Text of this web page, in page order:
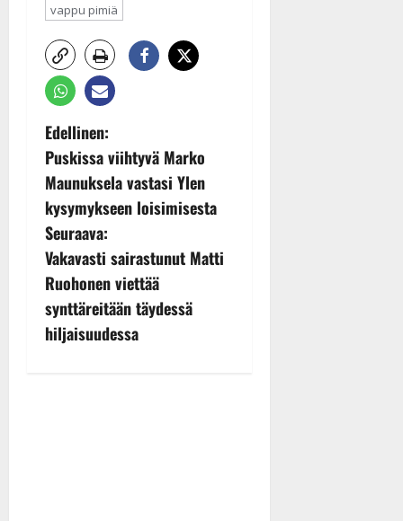
vappu pimiä
P
o
s
t
n
a
Edellinen:
Puskissa viihtyvä Marko
Maunuksela vastasi Ylen
kysymykseen loisimisesta
Seuraava:
Vakavasti sairastunut Matti
Ruohonen viettää
synttäreitään täydessä
hiljaisuudessa